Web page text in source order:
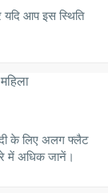
यदि आप इस स्थिति
के लिए अलग फ्लैट
में अधिक जानें।